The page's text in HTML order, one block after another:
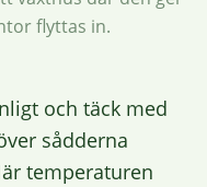
flyttas in.
och täck med
sådderna
temperaturen